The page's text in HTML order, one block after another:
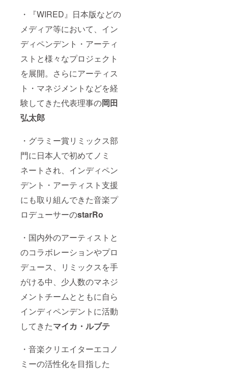
・『WIRED』日本版などの
メディア等において、イン
ディペンデント・アーティ
ストと様々なプロジェクト
を展開。さらにアーティス
ト・マネジメントなどを経
験してきた代表理事の岡田
弘太郎
・グラミー賞リミックス部
門に日本人で初めてノミ
ネートされ、インディペン
デント・アーティスト支援
にも取り組んできた音楽プ
ロデューサーのstarRo
・国内外のアーティストと
のコラボレーションやプロ
デュース、リミックスを手
がける中、少人数のマネジ
メントチームとともに自ら
インディペンデントに活動
してきたマイカ・ルブテ
・音楽クリエイターエコノ
ミーの活性化を目指した